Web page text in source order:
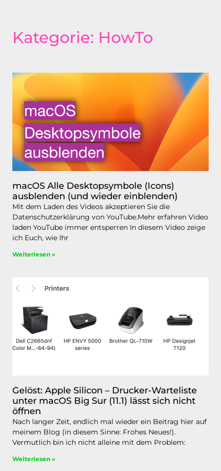
Kategorie: HowTo
macOS Alle Desktopsymbole (Icons)
ausblenden (und wieder einblenden)
Mit dem Laden des Videos akzeptieren Sie die
Datenschutzerklärung von YouTube.Mehr erfahren Video
laden YouTube immer entsperren In diesem Video zeige
ich Euch, wie Ihr
Weiterlesen »
Gelöst: Apple Silicon – Drucker-Warteliste
unter macOS Big Sur (11.1) lässt sich nicht
öffnen
Nach langer Zeit, endlich mal wieder ein Beitrag hier auf
meinem Blog (in diesem Sinne: Frohes Neues!).
Vermutlich bin ich nicht alleine mit dem Problem:
Weiterlesen »